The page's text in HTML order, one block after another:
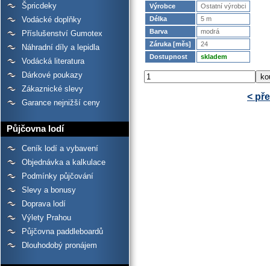
Špricdeky
Vodácké doplňky
Příslušenství Gumotex
Náhradní díly a lepidla
Vodácká literatura
Dárkové poukazy
Zákaznické slevy
Garance nejnižší ceny
Půjčovna lodí
Ceník lodí a vybavení
Objednávka a kalkulace
Podmínky půjčování
Slevy a bonusy
Doprava lodí
Výlety Prahou
Půjčovna paddleboardů
Dlouhodobý pronájem
Výrobce
Ostatní výrobci
Délka
5 m
Barva
modrá
Záruka [měs]
24
Dostupnost
skladem
<